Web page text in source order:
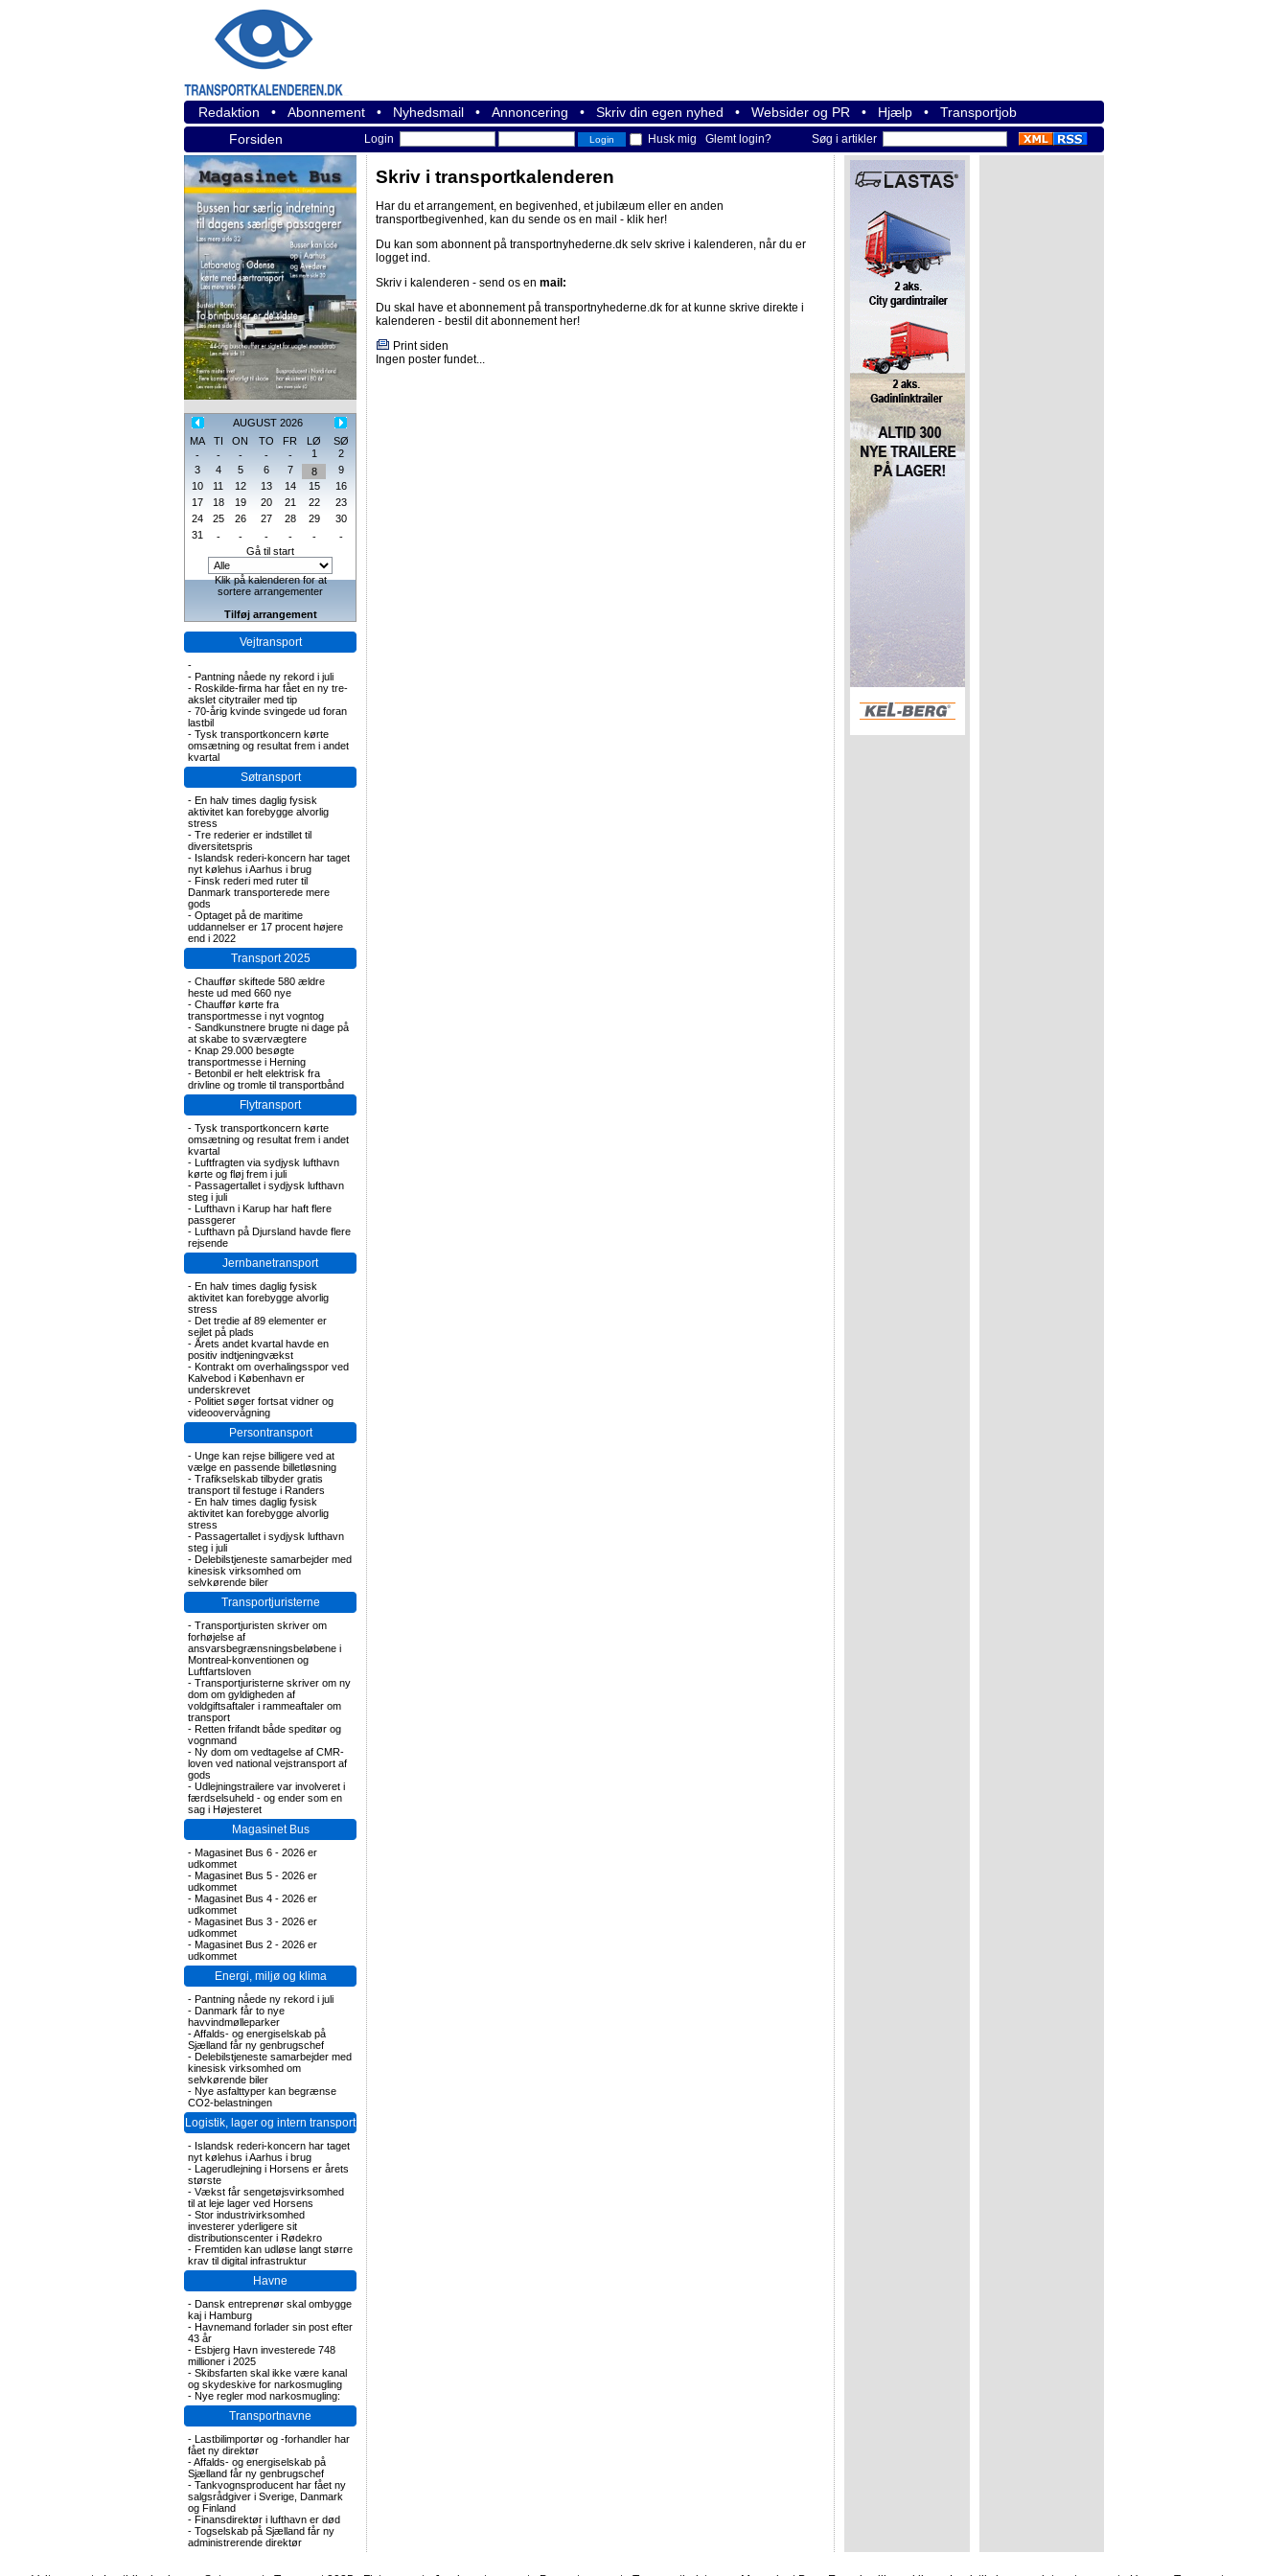
Redaktion • Abonnement • Nyhedsmail • Annoncering • Skriv din egen nyhed • Websider og PR • Hjælp • Transportjob
Forsiden
Login Husk mig Glemt login? Søg i artikler
AUGUST 2026
MA
TI ON TO FR LØ
SØ
-
- - - - 1
2
3
4 5 6 7 8
9
10
11 12 13 14 15
16
17
18 19 20 21 22
23
24
25 26 27 28 29
30
31
- - - - -
-
Gå til start
Klik på kalenderen for at
sortere arrangementer
Tilføj arrangement
Vejtransport
-
- Pantning nåede ny rekord i juli
- Roskilde-firma har fået en ny tre-
akslet citytrailer med tip
- 70-årig kvinde svingede ud foran
lastbil
- Tysk transportkoncern kørte
omsætning og resultat frem i andet
kvartal
Søtransport
- En halv times daglig fysisk
aktivitet kan forebygge alvorlig
stress
- Tre rederier er indstillet til
diversitetspris
- Islandsk rederi-koncern har taget
nyt kølehus i Aarhus i brug
- Finsk rederi med ruter til
Danmark transporterede mere
gods
- Optaget på de maritime
uddannelser er 17 procent højere
end i 2022
Transport 2025
- Chauffør skiftede 580 ældre
heste ud med 660 nye
- Chauffør kørte fra
transportmesse i nyt vogntog
- Sandkunstnere brugte ni dage på
at skabe to sværvægtere
- Knap 29.000 besøgte
transportmesse i Herning
- Betonbil er helt elektrisk fra
drivline og tromle til transportbånd
Flytransport
- Tysk transportkoncern kørte
omsætning og resultat frem i andet
kvartal
- Luftfragten via sydjysk lufthavn
kørte og fløj frem i juli
- Passagertallet i sydjysk lufthavn
steg i juli
- Lufthavn i Karup har haft flere
passgerer
- Lufthavn på Djursland havde flere
rejsende
Jernbanetransport
- En halv times daglig fysisk
aktivitet kan forebygge alvorlig
stress
- Det tredie af 89 elementer er
sejlet på plads
- Årets andet kvartal havde en
positiv indtjeningvækst
- Kontrakt om overhalingsspor ved
Kalvebod i København er
underskrevet
- Politiet søger fortsat vidner og
videoovervågning
Persontransport
- Unge kan rejse billigere ved at
vælge en passende billetløsning
- Trafikselskab tilbyder gratis
transport til festuge i Randers
- En halv times daglig fysisk
aktivitet kan forebygge alvorlig
stress
- Passagertallet i sydjysk lufthavn
steg i juli
- Delebilstjeneste samarbejder med
kinesisk virksomhed om
selvkørende biler
Transportjuristerne
- Transportjuristen skriver om
forhøjelse af
ansvarsbegrænsningsbeløbene i
Montreal-konventionen og
Luftfartsloven
- Transportjuristerne skriver om ny
dom om gyldigheden af
voldgiftsaftaler i rammeaftaler om
transport
- Retten frifandt både speditør og
vognmand
- Ny dom om vedtagelse af CMR-
loven ved national vejstransport af
gods
- Udlejningstrailere var involveret i
færdselsuheld - og ender som en
sag i Højesteret
Magasinet Bus
- Magasinet Bus 6 - 2026 er
udkommet
- Magasinet Bus 5 - 2026 er
udkommet
- Magasinet Bus 4 - 2026 er
udkommet
- Magasinet Bus 3 - 2026 er
udkommet
- Magasinet Bus 2 - 2026 er
udkommet
Energi, miljø og klima
- Pantning nåede ny rekord i juli
- Danmark får to nye
havvindmølleparker
-Affalds- og energiselskab på
Sjælland får ny genbrugschef
- Delebilstjeneste samarbejder med
kinesisk virksomhed om
selvkørende biler
- Nye asfalttyper kan begrænse
CO2-belastningen
Logistik, lager og intern transport
- Islandsk rederi-koncern har taget
nyt kølehus i Aarhus i brug
- Lagerudlejning i Horsens er årets
største
- Vækst får sengetøjsvirksomhed
til at leje lager ved Horsens
- Stor industrivirksomhed
investerer yderligere sit
distributionscenter i Rødekro
- Fremtiden kan udløse langt større
krav til digital infrastruktur
Havne
- Dansk entreprenør skal ombygge
kaj i Hamburg
- Havnemand forlader sin post efter
43 år
- Esbjerg Havn investerede 748
millioner i 2025
- Skibsfarten skal ikke være kanal
og skydeskive for narkosmugling
- Nye regler mod narkosmugling:
Transportnavne
- Lastbilimportør og -forhandler har
fået ny direktør
-Affalds- og energiselskab på
Sjælland får ny genbrugschef
- Tankvognsproducent har fået ny
salgsrådgiver i Sverige, Danmark
og Finland
- Finansdirektør i lufthavn er død
- Togselskab på Sjælland får ny
administrerende direktør
Skriv i transportkalenderen
Har du et arrangement, en begivenhed, et jubilæum eller en anden
transportbegivenhed, kan du sende os en mail - klik her!
Du kan som abonnent på transportnyhederne.dk selv skrive i kalenderen, når du er
logget ind.
Skriv i kalenderen - send os en mail:
Du skal have et abonnement på transportnyhederne.dk for at kunne skrive direkte i
kalenderen - bestil dit abonnement her!
Print siden
Ingen poster fundet...